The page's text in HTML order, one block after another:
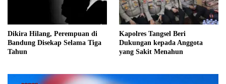
Dikira Hilang, Perempuan di
Bandung Disekap Selama Tiga
Tahun
Kapolres Tangsel Beri
Dukungan kepada Anggota
yang Sakit Menahun